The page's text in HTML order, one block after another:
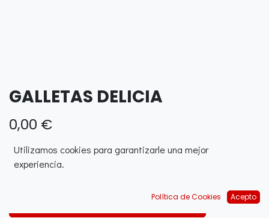
GALLETAS DELICIA
0,00 €
AÑADIR AL CARRITO
Utilizamos cookies para garantizarle una mejor
experiencia.
Política de Cookies Acepto